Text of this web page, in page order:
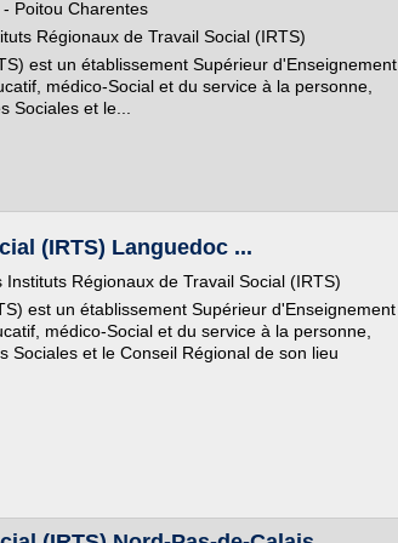
Poitou Charentes
Régionaux de Travail Social (IRTS)
est un établissement Supérieur d'Enseignement
médico-Social et du service à la personne,
Sociales et le...
(IRTS) Languedoc ...
Régionaux de Travail Social (IRTS)
est un établissement Supérieur d'Enseignement
médico-Social et du service à la personne,
Sociales et le Conseil Régional de son lieu